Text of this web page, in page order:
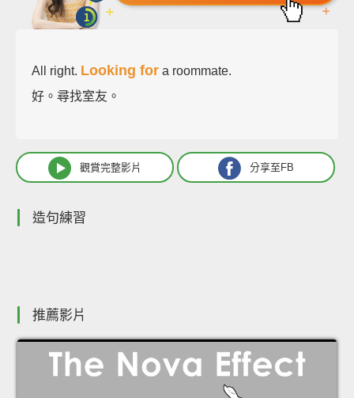
All right. Looking for a roommate.
好。尋找室友。
觀賞完整影片 分享至FB
造句練習
推薦影片